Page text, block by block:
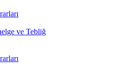
ve Tebliğ